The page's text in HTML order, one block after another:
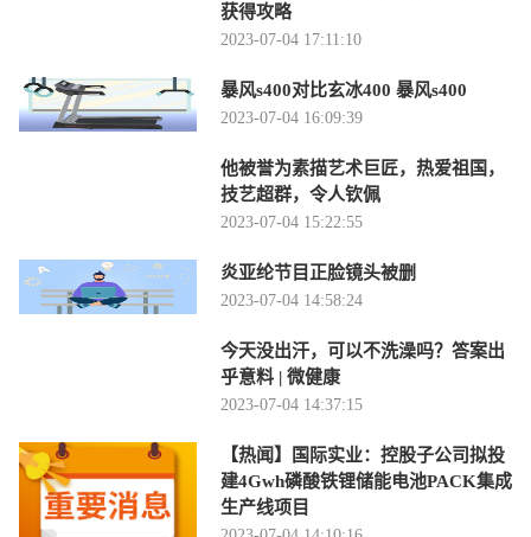
获得攻略
2023-07-04 17:11:10
暴风s400对比玄冰400 暴风s400
2023-07-04 16:09:39
他被誉为素描艺术巨匠，热爱祖国，
技艺超群，令人钦佩
2023-07-04 15:22:55
炎亚纶节目正脸镜头被删
2023-07-04 14:58:24
今天没出汗，可以不洗澡吗？答案出
乎意料 | 微健康
2023-07-04 14:37:15
【热闻】国际实业：控股子公司拟投
建4Gwh磷酸铁锂储能电池PACK集成
生产线项目